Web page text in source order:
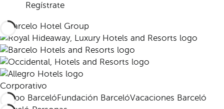
Regístrate
Corporativo
Grupo Barceló Fundación BarcelóVacaciones Barceló